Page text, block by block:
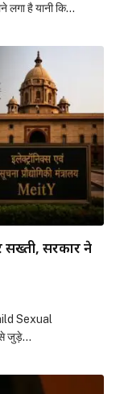
लगा है यानी कि…
सख्ती, सरकार ने
Sexual
जुड़े…